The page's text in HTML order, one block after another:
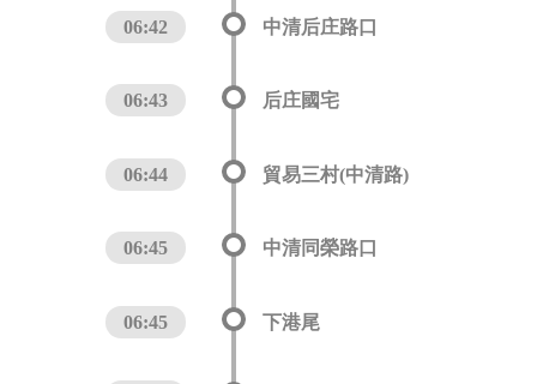
06:42 中清后庄路口
06:43 后庄國宅
06:44 貿易三村(中清路)
06:45 中清同榮路口
06:45 下港尾